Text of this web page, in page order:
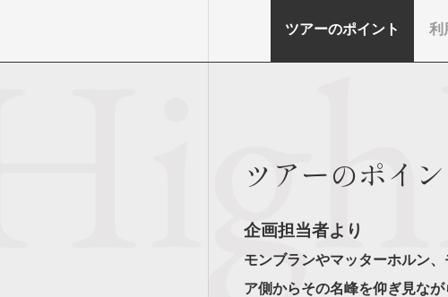
ツアーのポイント 利
ツアーのポイン
企画担当者より
モンブランやマッターホルン
ア側からその名峰を仰ぎ見な